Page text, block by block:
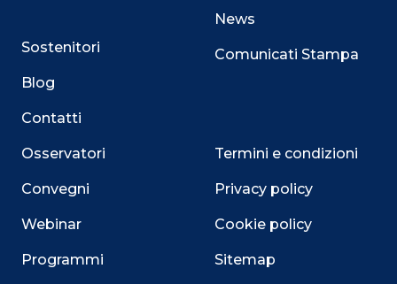
Sostenitori
Blog
Contatti
Osservatori
Convegni
Webinar
Programmi
News
Comunicati Stampa
Termini e condizioni
Privacy policy
Cookie policy
Sitemap